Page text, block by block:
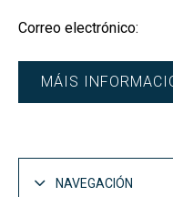
Correo electrónico:
MÁIS
NAVEGACIÓN